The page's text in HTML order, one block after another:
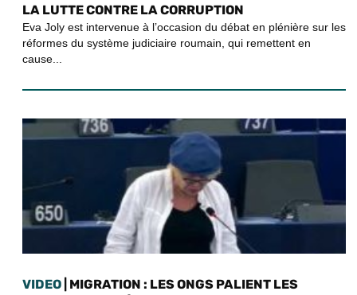
LA LUTTE CONTRE LA CORRUPTION
Eva Joly est intervenue à l’occasion du débat en plénière sur les
réformes du système judiciaire roumain, qui remettent en
cause...
VIDEO | MIGRATION : LES ONGS PALIENT LES